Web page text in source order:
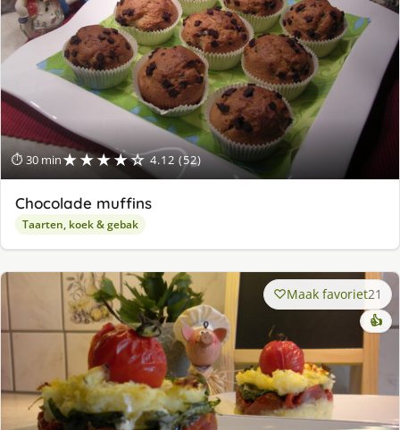
⏱ 30 min★★★★☆ 4.12 (52)
Chocolade muffins
Taarten, koek & gebak
Maak favoriet21
👍